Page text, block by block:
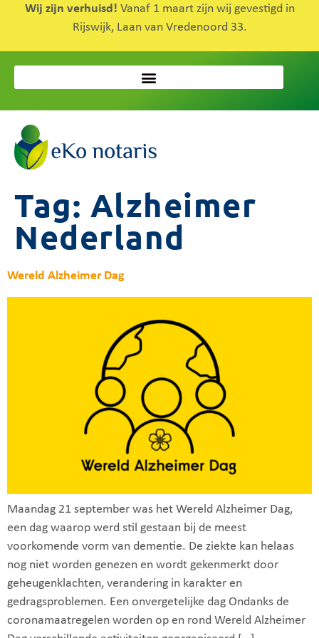
Wij zijn verhuisd! Vanaf 1 maart zijn wij gevestigd in
Rijswijk, Laan van Vredenoord 33.
Tag: Alzheimer
Nederland
Wereld Alzheimer Dag
Maandag 21 september was het Wereld Alzheimer Dag,
een dag waarop werd stil gestaan bij de meest
voorkomende vorm van dementie. De ziekte kan helaas
nog niet worden genezen en wordt gekenmerkt door
geheugenklachten, verandering in karakter en
gedragsproblemen. Een onvergetelijke dag Ondanks de
coronamaatregelen worden op en rond Wereld Alzheimer